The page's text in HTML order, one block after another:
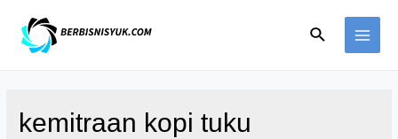
content
Search
kemitraan kopi tuku